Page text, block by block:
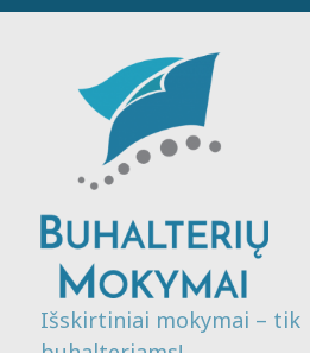
Išskirtiniai mokymai – tik